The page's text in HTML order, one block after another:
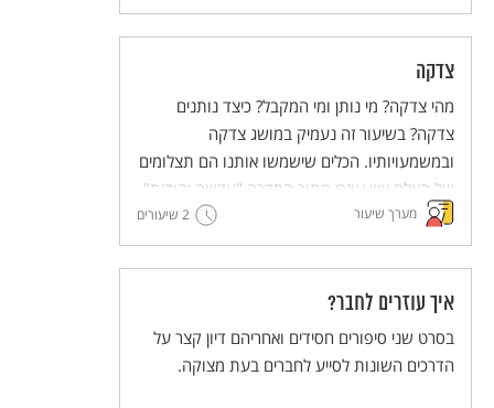
החסד אשר אפיינה את עולמו של אברהם אבינו,
חסד שלא הצטמצם בהכנסת אורחים בלבד או
בתחנונים על גורלם של אנשי סדום, אלא חסד
שמגמתו להיטיב עם האנושות כולה."
צדקה
מהי צדקה? מי נותן ומי המקבל? כיצד נותנים
צדקה? בשיעור זה נעמיק במושג צדקה
ובמשמעויותיו. הכלים שישמשו אותנו הם תצלומים
של הצלם ציון עוזרי מתוך הסדרה "עדשה יהודית"
וטקסטים מתוך התרבות היהודית-ישראלית.
מערך שיעור 2 שיעורים
איך עוזרים לחבר?
בסרט שני סיפורים חסידים ואחריהם דיון קצר על
הדרכים השונות לסייע לחברים בעת מצוקה.